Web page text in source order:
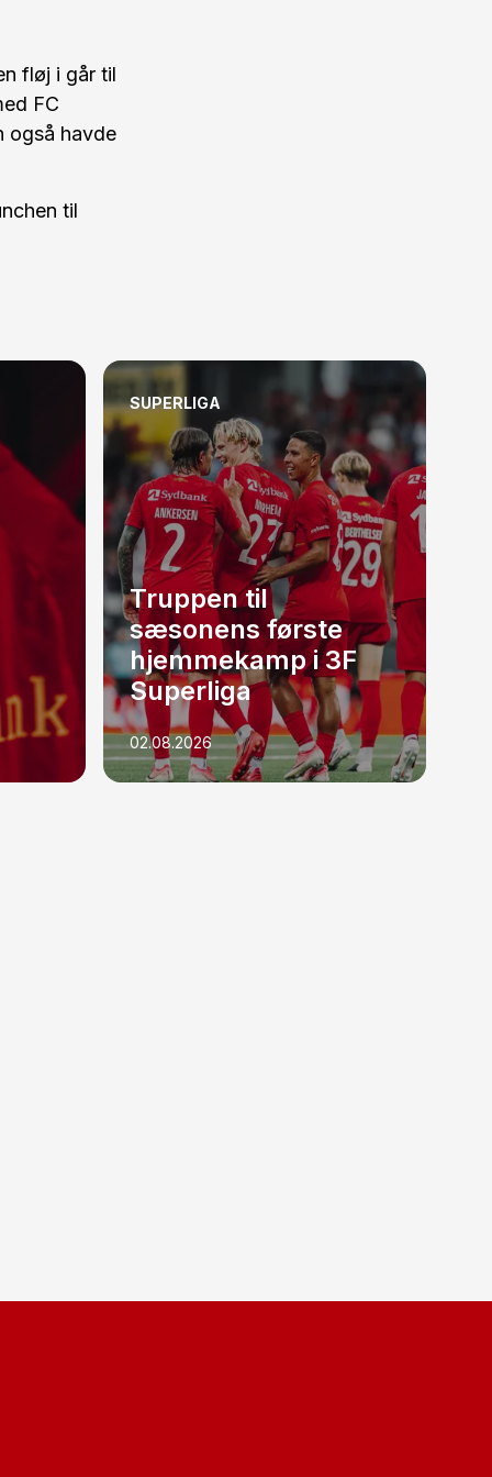
fløj i går til
FC
også havde
til
SUPERLIGA
Truppen til
sæsonens første
hjemmekamp i 3F
Superliga
02.08.2026